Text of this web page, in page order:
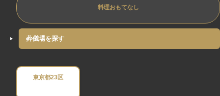
料理おもてなし
葬儀場を探す
東京都23区